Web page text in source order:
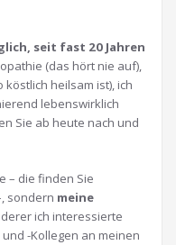
seit fast 20 Jahren
(das hört nie auf),
heilsam ist), ich
lebenswirklich
Sie ab heute nach und
– die finden Sie
sondern meine
ich interessierte
-Kollegen an meinen